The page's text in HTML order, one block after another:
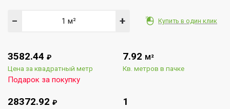
Купить в один клик
− +
3582.44 ₽
Цена за квадратный метр
Подарок за покупку
7.92 М²
Кв. метров в пачке
28372.92 ₽ 1